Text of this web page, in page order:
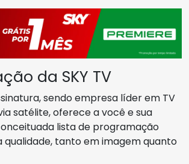
da SKY TV
sendo empresa líder em TV
satélite, oferece a você e sua
lista de programação
qualidade, tanto em imagem quanto